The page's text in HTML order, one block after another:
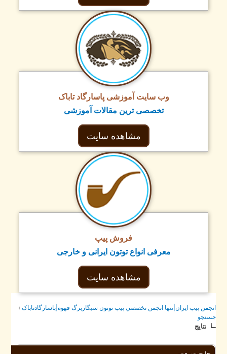
وب سایت آموزشی پاسارگاد تاباک
تخصصی ترین مقالات آموزشی
مشاهده سایت
فروش پیپ
معرفی انواع توتون ایرانی و خارجی
مشاهده سایت
پيپ ايران|تنها انجمن تخصصي پيپ توتون سيگاربرگ قهوه|پاسارگادتاباک›
نتایج